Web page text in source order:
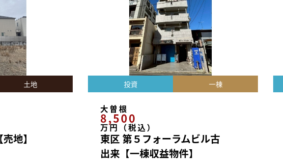
土地
地】
投資 一棟
大曽根
8,500
万円（税込）
東区 第５フォーラムビル古
出来【一棟収益物件】